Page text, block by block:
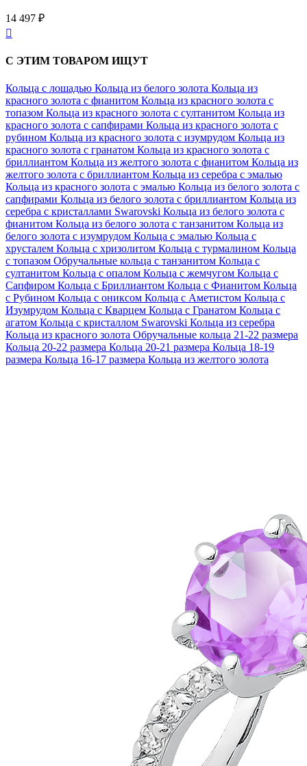
14 497 ₽

С ЭТИМ ТОВАРОМ ИЩУТ
Кольца с лошадью Кольца из белого золота Кольца из
красного золота с фианитом Кольца из красного золота с
топазом Кольца из красного золота с султанитом Кольца из
красного золота с сапфирами Кольца из красного золота с
рубином Кольца из красного золота с изумрудом Кольца из
красного золота с гранатом Кольца из красного золота с
бриллиантом Кольца из желтого золота с фианитом Кольца из
желтого золота с бриллиантом Кольца из серебра с эмалью
Кольца из красного золота с эмалью Кольца из белого золота с
сапфирами Кольца из белого золота с бриллиантом Кольца из
серебра с кристаллами Swarovski Кольца из белого золота с
фианитом Кольца из белого золота с танзанитом Кольца из
белого золота с изумрудом Кольца с эмалью Кольца с
хрусталем Кольца с хризолитом Кольца с турмалином Кольца
с топазом Обручальные кольца с танзанитом Кольца с
султанитом Кольца с опалом Кольца с жемчугом Кольца с
Сапфиром Кольца с Бриллиантом Кольца с Фианитом Кольца
с Рубином Кольца с ониксом Кольца с Аметистом Кольца с
Изумрудом Кольца с Кварцем Кольца с Гранатом Кольца с
агатом Кольца с кристаллом Swarovski Кольца из серебра
Кольца из красного золота Обручальные кольца 21-22 размера
Кольца 20-22 размера Кольца 20-21 размера Кольца 18-19
размера Кольца 16-17 размера Кольца из желтого золота